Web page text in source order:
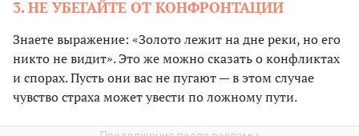
3. НЕ УБЕГАЙТЕ ОТ КОНФРОНТАЦИИ
Знаете выражение: «Золото лежит на дне реки, но его
никто не видит». Это же можно сказать о конфликтах
и спорах. Пусть они вас не пугают — в этом случае
чувство страха может увести по ложному пути.